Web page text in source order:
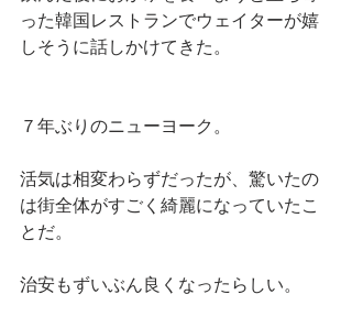
った韓国レストランでウェイターが嬉
しそうに話しかけてきた。
７年ぶりのニューヨーク。
活気は相変わらずだったが、驚いたの
は街全体がすごく綺麗になっていたこ
とだ。
治安もずいぶん良くなったらしい。